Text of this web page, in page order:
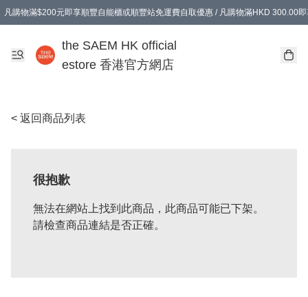
凡購物滿$200元即享順豐自能櫃或順豐站免運費自取優惠 / 凡購物滿HKD 300.00
the SAEM HK official
estore 香港官方網店
< 返回商品列表
很抱歉
無法在網站上找到此商品，此商品可能已下架。
請檢查商品連結是否正確。